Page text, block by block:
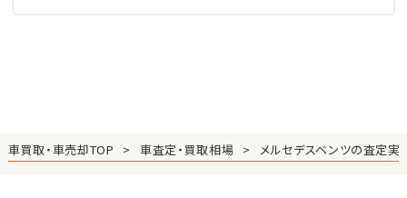
車買取・車売却TOP 車査定・買取相場 メルセデスベンツの査定実